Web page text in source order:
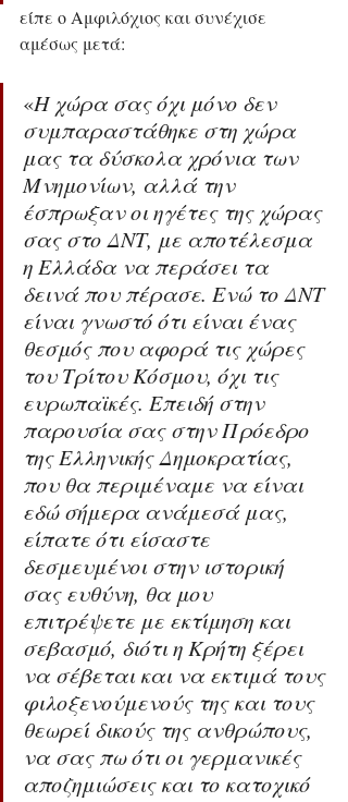
είπε ο Αμφιλόχιος και συνέχισε
αμέσως μετά:
«Η χώρα σας όχι μόνο δεν
συμπαραστάθηκε στη χώρα
μας τα δύσκολα χρόνια των
Μνημονίων, αλλά την
έσπρωξαν οι ηγέτες της χώρας
σας στο ΔΝΤ, με αποτέλεσμα
η Ελλάδα να περάσει τα
δεινά που πέρασε. Ενώ το ΔΝΤ
είναι γνωστό ότι είναι ένας
θεσμός που αφορά τις χώρες
του Τρίτου Κόσμου, όχι τις
ευρωπαϊκές. Επειδή στην
παρουσία σας στην Πρόεδρο
της Ελληνικής Δημοκρατίας,
που θα περιμέναμε να είναι
εδώ σήμερα ανάμεσά μας,
είπατε ότι είσαστε
δεσμευμένοι στην ιστορική
σας ευθύνη, θα μου
επιτρέψετε με εκτίμηση και
σεβασμό, διότι η Κρήτη ξέρει
να σέβεται και να εκτιμά τους
φιλοξενούμενούς της και τους
θεωρεί δικούς της ανθρώπους,
να σας πω ότι οι γερμανικές
αποζημιώσεις και το κατοχικό